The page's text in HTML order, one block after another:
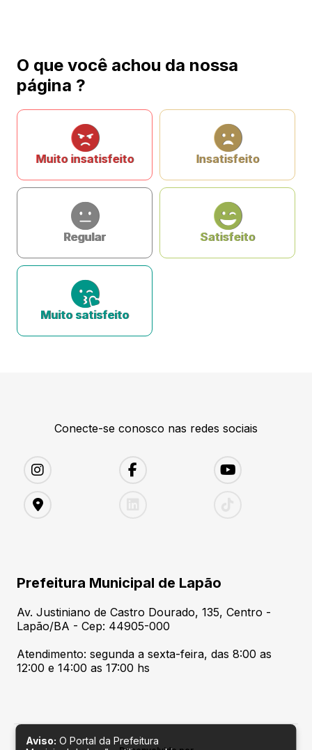
O que você achou da nossa
página ?
Muito insatisfeito Insatisfeito
Regular Satisfeito
Muito satisfeito
Conecte-se conosco nas redes sociais
Prefeitura Municipal de Lapão
Av. Justiniano de Castro Dourado, 135, Centro -
Lapão/BA - Cep: 44905-000
Atendimento: segunda a sexta-feira, das 8:00 as
12:00 e 14:00 as 17:00 hs
Aviso: O Portal da Prefeitura